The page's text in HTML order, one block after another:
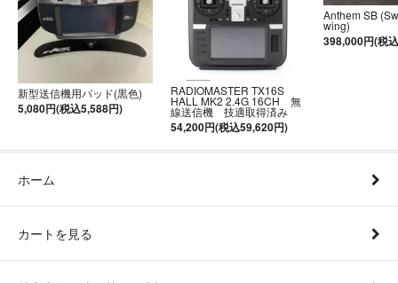
新型送信機用パッド(黒色)
5,080円(税込5,588円)
RADIOMASTER TX16S
HALL MK2 2.4G 16CH 無
線送信機 技適取得済み
54,200円(税込59,620円)
Anthem SB
wing)
398,000円(税
ホーム
カートを見る